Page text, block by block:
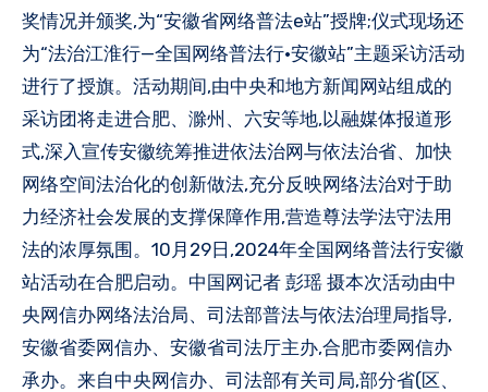
奖情况并颁奖,为“安徽省网络普法e站”授牌;仪式现场还
为“法治江淮行—全国网络普法行·安徽站”主题采访活动
进行了授旗。活动期间,由中央和地方新闻网站组成的
采访团将走进合肥、滁州、六安等地,以融媒体报道形
式,深入宣传安徽统筹推进依法治网与依法治省、加快
网络空间法治化的创新做法,充分反映网络法治对于助
力经济社会发展的支撑保障作用,营造尊法学法守法用
法的浓厚氛围。10月29日,2024年全国网络普法行安徽
站活动在合肥启动。中国网记者 彭瑶 摄本次活动由中
央网信办网络法治局、司法部普法与依法治理局指导,
安徽省委网信办、安徽省司法厅主办,合肥市委网信办
承办。来自中央网信办、司法部有关司局,部分省(区、